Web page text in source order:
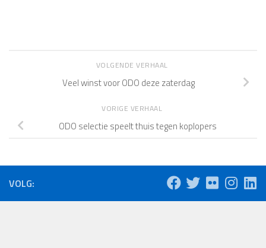
VOLGENDE VERHAAL
Veel winst voor ODO deze zaterdag
VORIGE VERHAAL
ODO selectie speelt thuis tegen koplopers
VOLG: